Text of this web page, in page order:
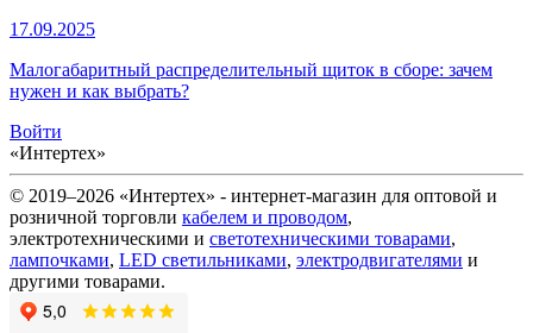
17.09.2025
Малогабаритный распределительный щиток в сборе: зачем
нужен и как выбрать?
Войти
«Интертех»
© 2019–2026 «Интертех» - интернет-магазин для оптовой и
розничной торговли кабелем и проводом,
электротехническими и светотехническими товарами,
лампочками, LED светильниками, электродвигателями и
другими товарами.